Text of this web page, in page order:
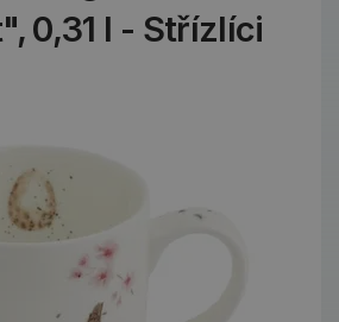
0,31 l - Střízlíci